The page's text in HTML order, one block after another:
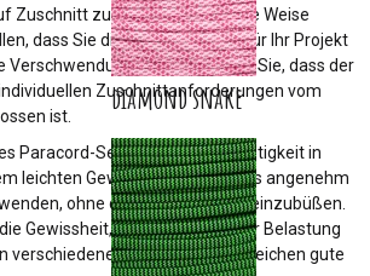
Zuschnitt zu erhalten. Auf diese Weise
dass Sie die richtige Menge für Ihr Projekt
Verschwendung. Bitte beachten Sie, dass der
Zuschnittanforderungen vom
ist.
Paracord-Seils ist seine Zugfestigkeit in
leichten Gewicht. Dadurch ist es angenehm
ohne dabei an Stabilität einzubüßen.
Gewissheit, dass es auch unter Belastung
verschiedenen Anwendungsbereichen gute
diamond snake